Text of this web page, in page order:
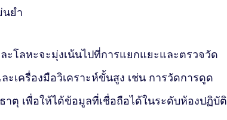
นยำ
ะโลหะจะมุ่งเน้นไปที่การแยกแยะและตรวจวัด
เครื่องมือวิเคราะห์ขั้นสูง เช่น การวัดการดูด
ตุ เพื่อให้ได้ข้อมูลที่เชื่อถือได้ในระดับห้องปฏิบัติ